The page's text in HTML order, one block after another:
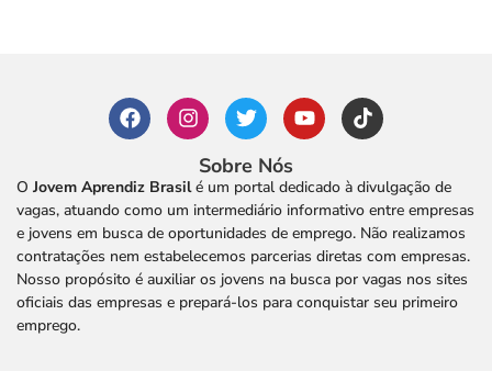
Sobre Nós
O Jovem Aprendiz Brasilé um portal dedicado à divulgação de
vagas, atuando como um intermediário informativo entre empresas
e jovens em busca de oportunidades de emprego. Não realizamos
contratações nem estabelecemos parcerias diretas com empresas.
Nosso propósito é auxiliar os jovens na busca por vagas nos sites
oficiais das empresas e prepará-los para conquistar seu primeiro
emprego.